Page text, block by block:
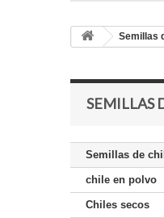
Semillas
SEMILLAS
Semillas de
chile en polvo
Chiles secos